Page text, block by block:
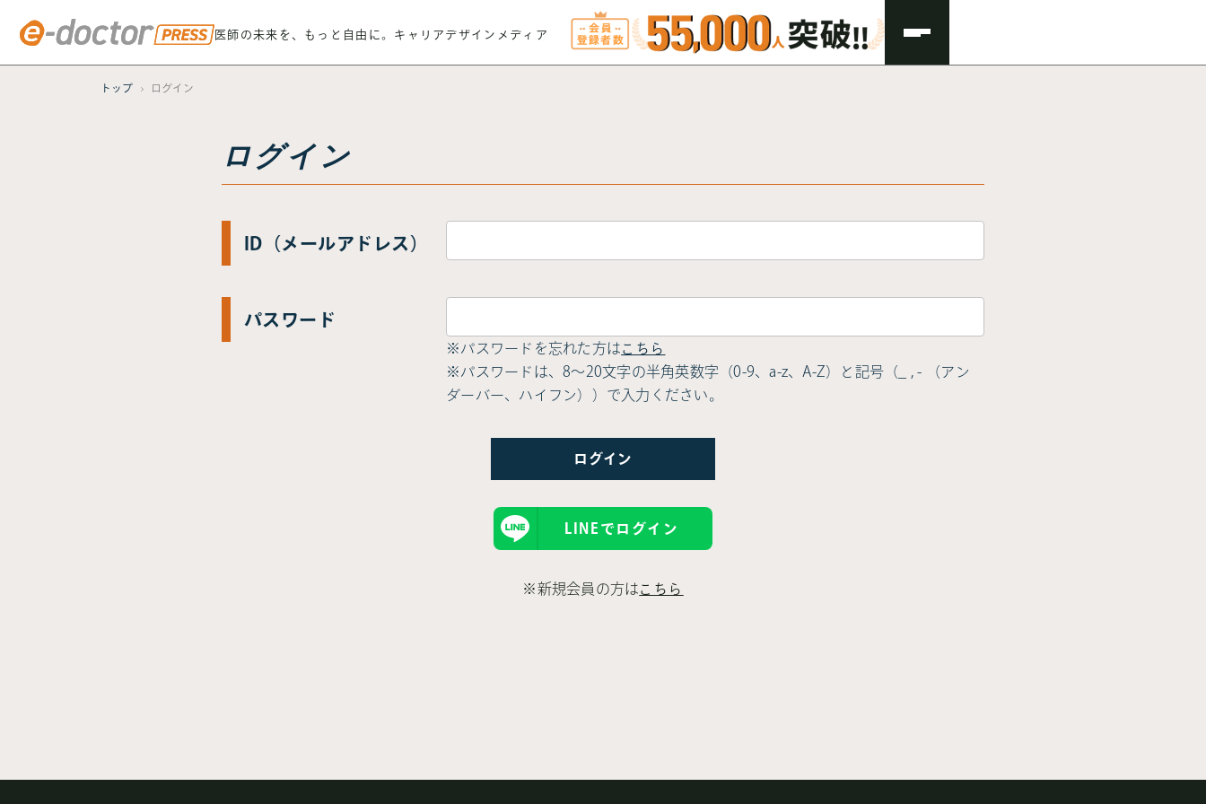
医師の未来を、もっと自由に。 キャリアデザインメディア
トップ ログイン
ログイン
ID（メールアドレス）
パスワード
※パスワードを忘れた方は こちら
※パスワードは、8〜20文字の半角英数字（0-9、a-z、A-Z）と記号（_ , - （アン
ダーバー、ハイフン））で入力ください。
LINEでログイン
※新規会員の方は こちら